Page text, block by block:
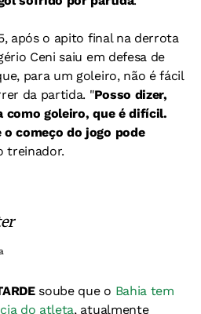
após o apito final na derrota
Ceni saiu em defesa de
para um goleiro, não é fácil
da partida. "Posso dizer,
como goleiro, que é difícil.
começo do jogo pode
treinador.
soube que o Bahia tem
do atleta, atualmente